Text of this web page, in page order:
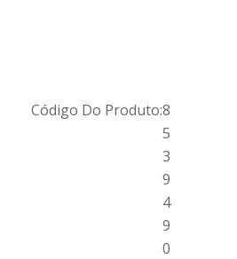
Código Do Produto:8
5
3
9
4
9
0